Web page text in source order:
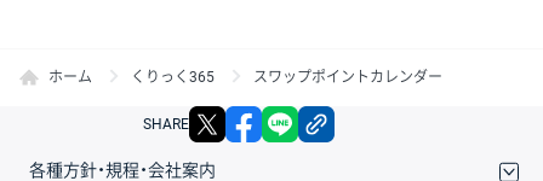
ホーム くりっく365 スワップポイントカレンダー
SHARE X facebook
各種方針・規程・会社案内